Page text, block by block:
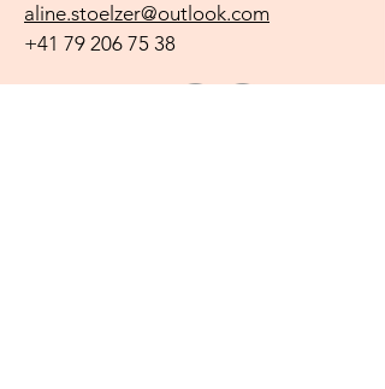
aline.stoelzer@outlook.com
+41 79 206 75 38